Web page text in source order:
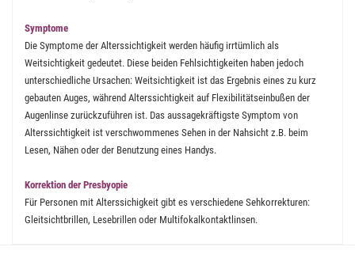
Symptome
Die Symptome der Alterssichtigkeit werden häufig irrtümlich als
Weitsichtigkeit gedeutet. Diese beiden Fehlsichtigkeiten haben jedoch
unterschiedliche Ursachen: Weitsichtigkeit ist das Ergebnis eines zu kurz
gebauten Auges, während Alterssichtigkeit auf Flexibilitätseinbußen der
Augenlinse zurückzuführen ist. Das aussagekräftigste Symptom von
Alterssichtigkeit ist verschwommenes Sehen in der Nahsicht z.B. beim
Lesen, Nähen oder der Benutzung eines Handys.
Korrektion der Presbyopie
Für Personen mit Alterssichigkeit gibt es verschiedene Sehkorrekturen:
Gleitsichtbrillen, Lesebrillen oder Multifokalkontaktlinsen.